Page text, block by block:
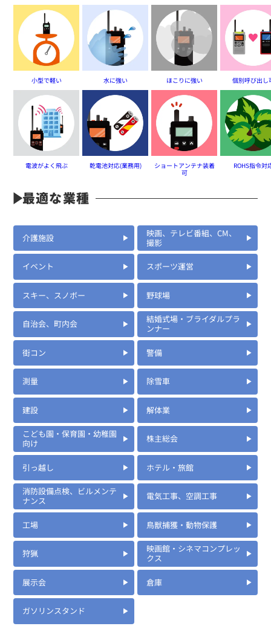
※ケーブル長約75cm
DSE30KC
ハンディ用カナルタイプイヤホンマイク
定価:3,000円(税別)
※マイクケーブル長約75cm
EK-313J
小型タイピンマイク(イヤホン付)
小型で軽い 水に強い ほこりに強い 個別呼び出し
電波がよく飛ぶ 乾電池対応(業務用)
ショートアンテナ装着
可
ROHS指令対
最適な業種
介護施設
映画、テレビ番組、CM、
撮影
イベント スポーツ運営
スキー、スノボー 野球場
自治会、町内会
結婚式場・ブライダルプラ
ンナー
街コン 警備
測量 除雪車
建設 解体業
こども園・保育園・幼稚園
向け
株主総会
引っ越し ホテル・旅館
消防設備点検、ビルメンテ
ナンス
電気工事、空調工事
工場 鳥獣捕獲・動物保護
狩猟
映画館・シネマコンプレッ
クス
展示会 倉庫
ガソリンスタンド